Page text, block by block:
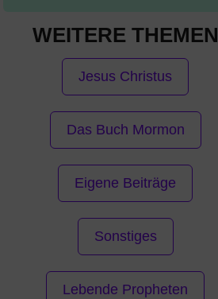
WEITERE THEMEN
Jesus Christus
Das Buch Mormon
Eigene Beiträge
Sonstiges
Lebende Propheten